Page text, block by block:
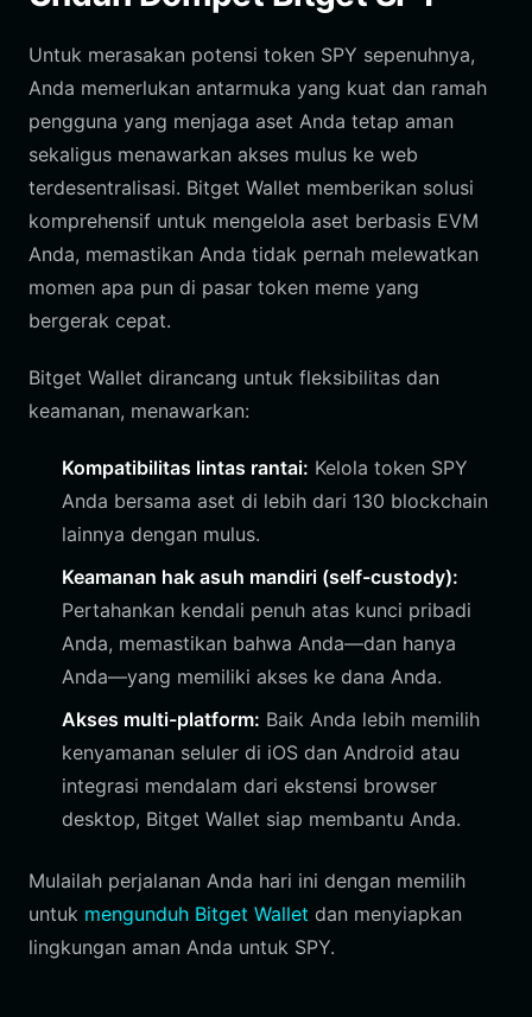
Untuk merasakan potensi token SPY sepenuhnya,
Anda memerlukan antarmuka yang kuat dan ramah
pengguna yang menjaga aset Anda tetap aman
sekaligus menawarkan akses mulus ke web
terdesentralisasi. Bitget Wallet memberikan solusi
komprehensif untuk mengelola aset berbasis EVM
Anda, memastikan Anda tidak pernah melewatkan
momen apa pun di pasar token meme yang
bergerak cepat.
Bitget Wallet dirancang untuk fleksibilitas dan
keamanan, menawarkan:
Kompatibilitas lintas rantai: Kelola token SPY
Anda bersama aset di lebih dari 130 blockchain
lainnya dengan mulus.
Keamanan hak asuh mandiri (self-custody):
Pertahankan kendali penuh atas kunci pribadi
Anda, memastikan bahwa Anda—dan hanya
Anda—yang memiliki akses ke dana Anda.
Akses multi-platform: Baik Anda lebih memilih
kenyamanan seluler di iOS dan Android atau
integrasi mendalam dari ekstensi browser
desktop, Bitget Wallet siap membantu Anda.
Mulailah perjalanan Anda hari ini dengan memilih
untuk mengunduh Bitget Wallet dan menyiapkan
lingkungan aman Anda untuk SPY.